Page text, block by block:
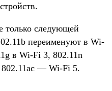
только следующей
переименуют в Wi-
в Wi-Fi 3, 802.11n
— Wi-Fi 5.